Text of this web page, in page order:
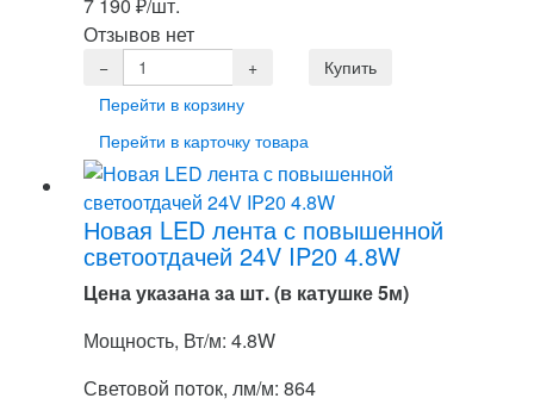
7 190 ₽/шт.
Отзывов нет
Перейти в корзину
Перейти в карточку товара
Новая LED лента с повышенной
светоотдачей 24V IP20 4.8W
Цена указана за шт. (в катушке 5м)
Мощность, Вт/м: 4.8W
Световой поток, лм/м: 864